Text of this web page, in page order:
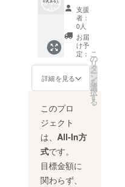
の無い
寄付と
なりま
す。
支援
者：
0人
お届
け予
定：
詳細を見る
こ
の
リ
タ
ー
ン
を
選
択
す
る
このプロ
ジェクト
は、 All-In方
式です。
目標金額に
関わらず、